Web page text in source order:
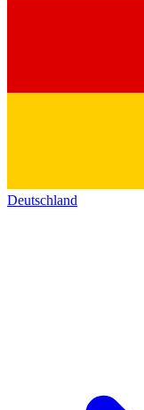
Deutschland